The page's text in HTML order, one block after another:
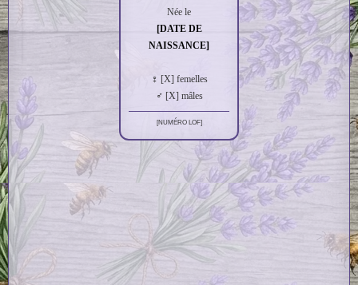
Née le
[DATE DE
NAISSANCE]
♀ [X] femelles
♂ [X] mâles
[NUMÉRO LOF]